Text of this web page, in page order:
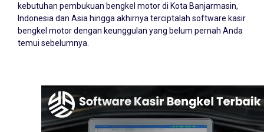
kebutuhan pembukuan bengkel motor di Kota Banjarmasin,
Indonesia dan Asia hingga akhirnya terciptalah software kasir
bengkel motor dengan keunggulan yang belum pernah Anda
temui sebelumnya.